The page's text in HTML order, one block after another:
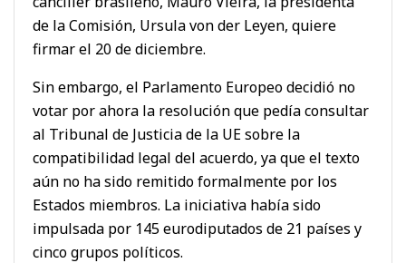
de la Comisión, Ursula von der Leyen, quiere
firmar el 20 de diciembre.
Sin embargo, el Parlamento Europeo decidió no
votar por ahora la resolución que pedía consultar
al Tribunal de Justicia de la UE sobre la
compatibilidad legal del acuerdo, ya que el texto
aún no ha sido remitido formalmente por los
Estados miembros. La iniciativa había sido
impulsada por 145 eurodiputados de 21 países y
cinco grupos políticos.